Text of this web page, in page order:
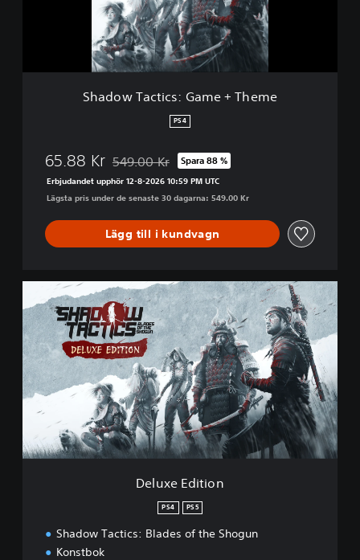
c
Shadow Tactics: Game + Theme
PS4
65.88 Kr Nedsatt från ursprungspriset på 549.00 Kr
549.00 Kr Spara 88 %
Erbjudandet upphör 12-8-2026 10:59 PM UTC
Lägsta pris under de senaste 30 dagarna: 549.00 Kr
Lägg till i kundvagn
u
x
E
d
i
o
Deluxe Edition
PS4 PS5
Shadow Tactics: Blades of the Shogun
Konstbok